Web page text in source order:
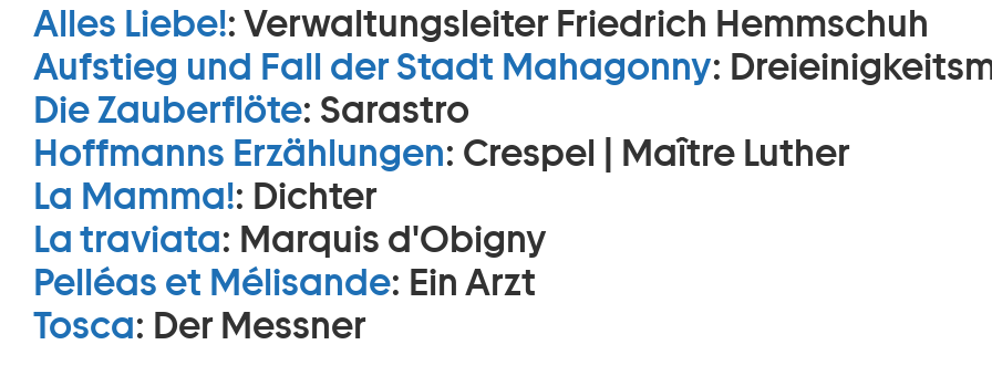
Alles Liebe!: Verwaltungsleiter Friedrich Hemmschuh
Aufstieg und Fall der Stadt Mahagonny:
Die Zauberflöte: Sarastro
Hoffmanns Erzählungen: Crespel | Maître Luther
La Mamma!: Dichter
La traviata: Marquis d'Obigny
Pelléas et Mélisande: Ein Arzt
Tosca: Der Messner